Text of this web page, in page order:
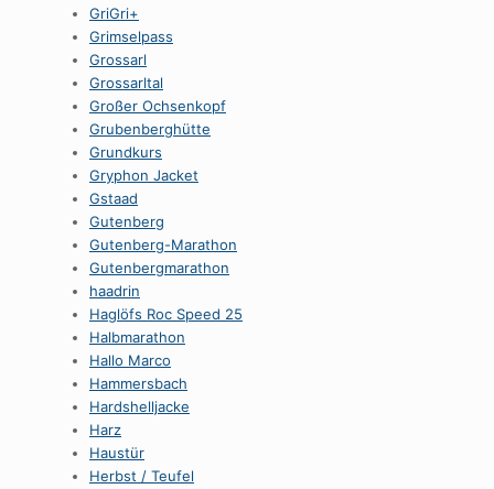
GriGri+
Grimselpass
Grossarl
Grossarltal
Großer Ochsenkopf
Grubenberghütte
Grundkurs
Gryphon Jacket
Gstaad
Gutenberg
Gutenberg-Marathon
Gutenbergmarathon
haadrin
Haglöfs Roc Speed 25
Halbmarathon
Hallo Marco
Hammersbach
Hardshelljacke
Harz
Haustür
Herbst / Teufel